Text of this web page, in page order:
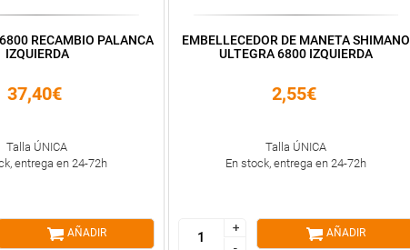
RECAMBIO PALANCA
IZQUIERDA
37,40€
Talla ÚNICA
entrega en 24-72h
AÑADIR
EMBELLECEDOR DE MANETA SHIMANO
ULTEGRA 6800 IZQUIERDA
2,55€
Talla ÚNICA
En stock, entrega en 24-72h
+
+
AÑADIR